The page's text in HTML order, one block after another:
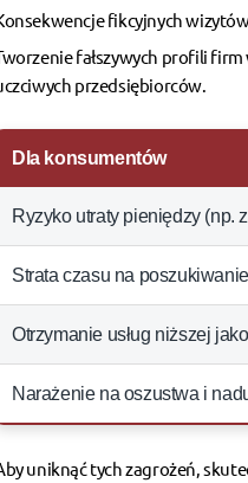
fikcyjnych
fałszywych profili
przedsiębiorców.
Dla konsumentów
Ryzyko utraty pieniędzy (np.
Strata czasu na
Otrzymanie usług niższej
Narażenie na oszustwa i
uniknąć tych zagrożeń,